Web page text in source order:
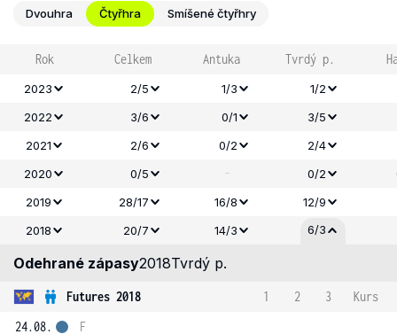
Dvouhra Čtyřhra Smíšené čtyřhry
Rok Celkem Antuka Tvrdý p.
2023 2/5 1/3
1/2
2022
3/6 0/1
3/5
2021
2/6 0/2
2/4
2020
0/5 - 0/2
2019
28/17 16/8
12/9
2018
20/7 14/3 6/3
Odehrané zápasy2018Tvrdý p.
Futures 2018 1 2 3
Kurs
24.08.
F